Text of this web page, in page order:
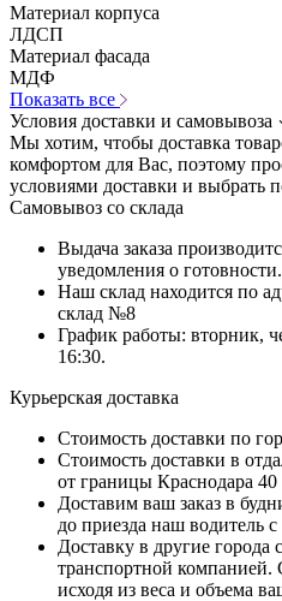
Материал корпуса
ЛДСП
Материал фасада
МДФ
Показать все
Условия доставки и самовывоза
Мы хотим, чтобы доставка
комфортом для Вас, поэтому
условиями доставки и выбрать
Самовывоз со склада
Выдача заказа
уведомления о готовности.
Наш склад находится по
склад №8
График работы: вторник,
16:30.
Курьерская доставка
Стоимость доставки по
Стоимость доставки в
от границы Краснодара 40
Доставим ваш заказ в
до приезда наш водитель
Доставку в другие города
транспортной компанией.
исходя из веса и объема